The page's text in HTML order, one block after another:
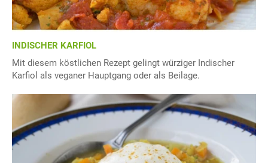
INDISCHER KARFIOL
Mit diesem köstlichen Rezept gelingt würziger Indischer
Karfiol als veganer Hauptgang oder als Beilage.